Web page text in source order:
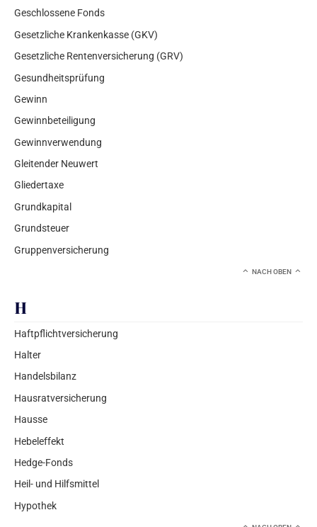
Geschlossene Fonds
Gesetzliche Krankenkasse (GKV)
Gesetzliche Rentenversicherung (GRV)
Gesundheitsprüfung
Gewinn
Gewinnbeteiligung
Gewinnverwendung
Gleitender Neuwert
Gliedertaxe
Grundkapital
Grundsteuer
Gruppenversicherung
NACH OBEN
H
Haftpflichtversicherung
Halter
Handelsbilanz
Hausratversicherung
Hausse
Hebeleffekt
Hedge-Fonds
Heil- und Hilfsmittel
Hypothek